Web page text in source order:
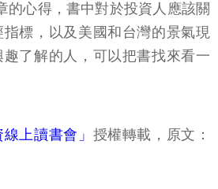
的心得，書中對於投資人應該關
標，以及美國和台灣的景氣現
了解的人，可以把書找來看一
線上讀書會」 授權轉載，原文：